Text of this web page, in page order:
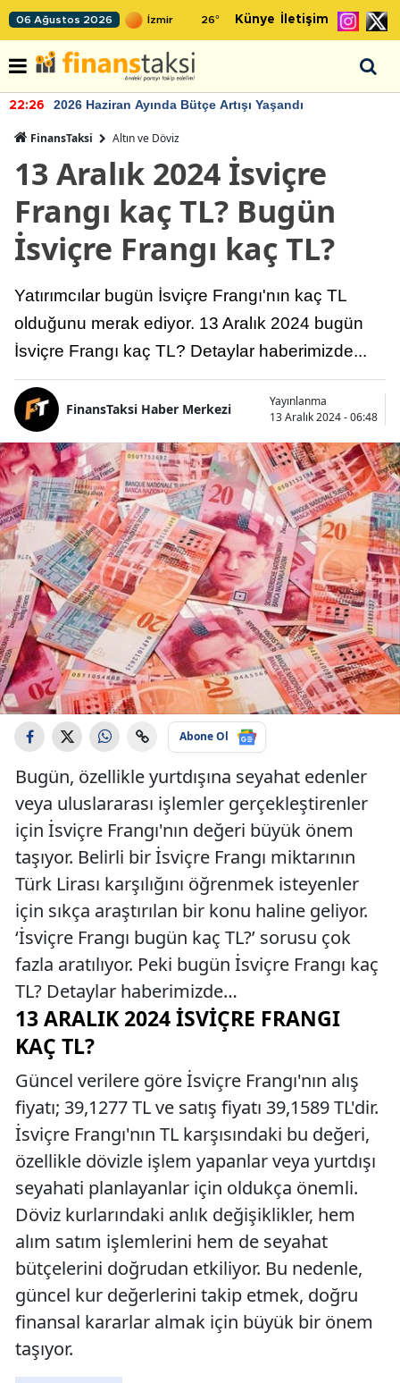
06 Ağustos 2026 26° Künye İletişim
22:26 2026 Haziran Ayında Bütçe Artışı Yaşandı
FinansTaksi Altın ve Döviz
13 Aralık 2024 İsviçre
Frangı kaç TL? Bugün
İsviçre Frangı kaç TL?
Yatırımcılar bugün İsviçre Frangı'nın kaç TL
olduğunu merak ediyor. 13 Aralık 2024 bugün
İsviçre Frangı kaç TL? Detaylar haberimizde...
FinansTaksi Haber Merkezi
Yayınlanma
13 Aralık 2024 - 06:48
Abone Ol
Bugün, özellikle yurtdışına seyahat edenler
veya uluslararası işlemler gerçekleştirenler
için İsviçre Frangı'nın değeri büyük önem
taşıyor. Belirli bir İsviçre Frangı miktarının
Türk Lirası karşılığını öğrenmek isteyenler
için sıkça araştırılan bir konu haline geliyor.
‘İsviçre Frangı bugün kaç TL?’ sorusu çok
fazla aratılıyor. Peki bugün İsviçre Frangı kaç
TL? Detaylar haberimizde…
13 ARALIK 2024 İSVIÇRE FRANGI
KAÇ TL?
Güncel verilere göre İsviçre Frangı'nın alış
fiyatı; 39,1277 TL ve satış fiyatı 39,1589 TL'dir.
İsviçre Frangı'nın TL karşısındaki bu değeri,
özellikle dövizle işlem yapanlar veya yurtdışı
seyahati planlayanlar için oldukça önemli.
Döviz kurlarındaki anlık değişiklikler, hem
alım satım işlemlerini hem de seyahat
bütçelerini doğrudan etkiliyor. Bu nedenle,
güncel kur değerlerini takip etmek, doğru
finansal kararlar almak için büyük bir önem
taşıyor.